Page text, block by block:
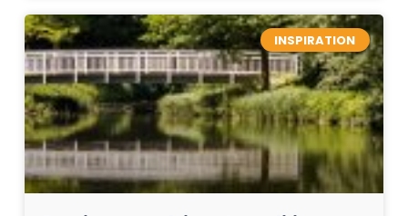
INSPIRATION